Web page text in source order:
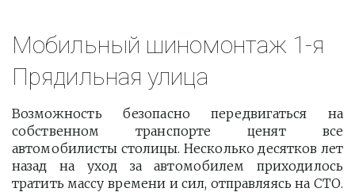
Мобильный шиномонтаж 1-я
Прядильная улица
Возможность безопасно передвигаться на
собственном транспорте ценят все
автомобилисты столицы. Несколько десятков лет
назад на уход за автомобилем приходилось
тратить массу времени и сил, отправляясь на СТО.